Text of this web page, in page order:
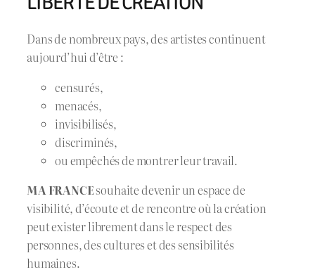
Dans de nombreux pays, des artistes continuent
aujourd’hui d’être :
censurés,
menacés,
invisibilisés,
discriminés,
ou empêchés de montrer leur travail.
MA FRANCEsouhaite devenir un espace de
visibilité, d’écoute et de rencontre où la création
peut exister librement dans le respect des
personnes, des cultures et des sensibilités
humaines.